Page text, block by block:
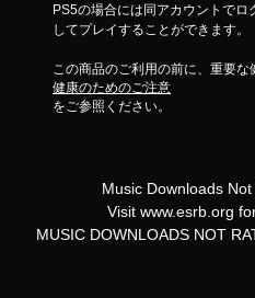
PS5の場合には同アカウントで
してプレイすることができます。
この商品のご利用の前に、重要な
健康のためのご注意
をご参照ください。
Music Downloads
Visit www.esrb.org
MUSIC DOWNLOADS NOT